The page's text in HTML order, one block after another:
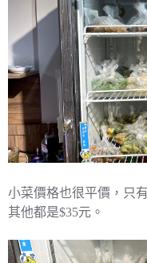
小菜價格也很平價，只
其他都是$35元。